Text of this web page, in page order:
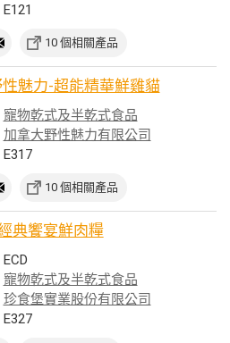
10 個相關產品
性魅力-超能精華鮮雞貓
寵物乾式及半乾式食品
加拿大野性魅力有限公司
10 個相關產品
典饗宴鮮肉糧
寵物乾式及半乾式食品
珍食堡實業股份有限公司